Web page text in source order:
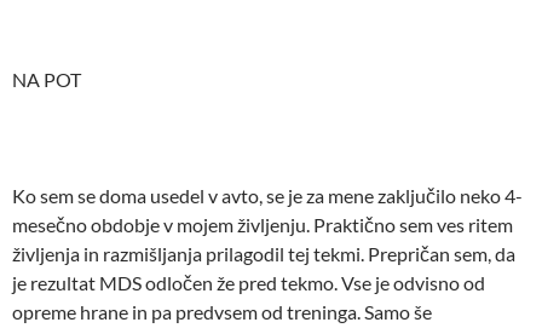
NA POT
Ko sem se doma usedel v avto, se je za mene zaključilo neko 4-
mesečno obdobje v mojem življenju. Praktično sem ves ritem
življenja in razmišljanja prilagodil tej tekmi. Prepričan sem, da
je rezultat MDS odločen že pred tekmo. Vse je odvisno od
opreme hrane in pa predvsem od treninga. Samo še